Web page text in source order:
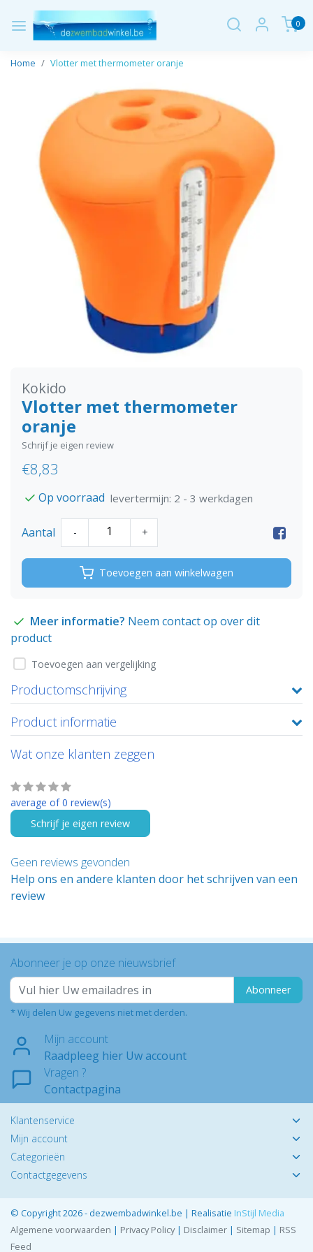
0
Home Vlotter met thermometer oranje
Kokido
Vlotter met thermometer
oranje
Schrijf je eigen review
€8,83
Op voorraad levertermijn: 2 - 3 werkdagen
Aantal - +
Toevoegen aan winkelwagen
Meer informatie? Neem contact op over dit
product
Toevoegen aan vergelijking
Productomschrijving
Product informatie
Wat onze klanten zeggen
average of 0 review(s)
Schrijf je eigen review
Geen reviews gevonden
Help ons en andere klanten door het schrijven van een
review
Abonneer je op onze nieuwsbrief
Abonneer
* Wij delen Uw gegevens niet met derden.
Mijn account
Raadpleeg hier Uw account
Vragen ?
Contactpagina
Klantenservice
Mijn account
Categorieën
Contactgegevens
© Copyright 2026 - dezwembadwinkel.be | Realisatie InStijl Media
Algemene voorwaarden | Privacy Policy| Disclaimer | Sitemap | RSS
Feed